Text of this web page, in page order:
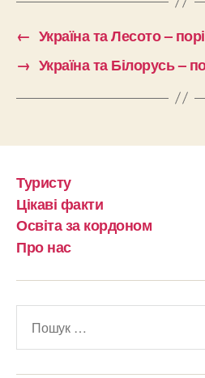
← Україна та Лесото –
→ Україна та Білорусь –
Туристу
Цікаві факти
Освіта за кордоном
Про нас